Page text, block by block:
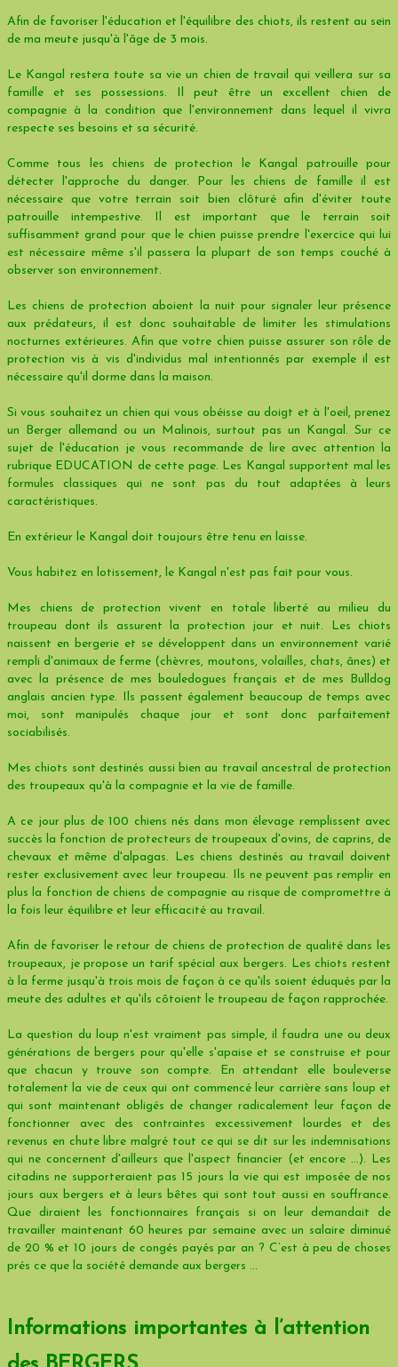
Afin de favoriser l'éducation et l'équilibre des chiots, ils restent au sein
de ma meute jusqu'à l'âge de 3 mois.
Le Kangal restera toute sa vie un chien de travail qui veillera sur sa
famille et ses possessions. Il peut être un excellent chien de
compagnie à la condition que l'environnement dans lequel il vivra
respecte ses besoins et sa sécurité.
Comme tous les chiens de protection le Kangal patrouille pour
détecter l'approche du danger. Pour les chiens de famille il est
nécessaire que votre terrain soit bien clôturé afin d'éviter toute
patrouille intempestive. Il est important que le terrain soit
suffisamment grand pour que le chien puisse prendre l'exercice qui lui
est nécessaire même s'il passera la plupart de son temps couché à
observer son environnement.
Les chiens de protection aboient la nuit pour signaler leur présence
aux prédateurs, il est donc souhaitable de limiter les stimulations
nocturnes extérieures. Afin que votre chien puisse assurer son rôle de
protection vis à vis d'individus mal intentionnés par exemple il est
nécessaire qu'il dorme dans la maison.
Si vous souhaitez un chien qui vous obéisse au doigt et à l'oeil, prenez
un Berger allemand ou un Malinois, surtout pas un Kangal. Sur ce
sujet de l'éducation je vous recommande de lire avec attention la
rubrique EDUCATION de cette page. Les Kangal supportent mal les
formules classiques qui ne sont pas du tout adaptées à leurs
caractéristiques.
En extérieur le Kangal doit toujours être tenu en laisse.
Vous habitez en lotissement, le Kangal n'est pas fait pour vous.
Mes chiens de protection vivent en totale liberté au milieu du
troupeau dont ils assurent la protection jour et nuit. Les chiots
naissent en bergerie et se développent dans un environnement varié
rempli d'animaux de ferme (chèvres, moutons, volailles, chats, ânes) et
avec la présence de mes bouledogues français et de mes Bulldog
anglais ancien type. Ils passent également beaucoup de temps avec
moi, sont manipulés chaque jour et sont donc parfaitement
sociabilisés.
Mes chiots sont destinés aussi bien au travail ancestral de protection
des troupeaux qu'à la compagnie et la vie de famille.
A ce jour plus de 100 chiens nés dans mon élevage remplissent avec
succès la fonction de protecteurs de troupeaux d'ovins, de caprins, de
chevaux et même d'alpagas. Les chiens destinés au travail doivent
rester exclusivement avec leur troupeau. Ils ne peuvent pas remplir en
plus la fonction de chiens de compagnie au risque de compromettre à
la fois leur équilibre et leur efficacité au travail.
Afin de favoriser le retour de chiens de protection de qualité dans les
troupeaux, je propose un tarif spécial aux bergers. Les chiots restent
à la ferme jusqu'à trois mois de façon à ce qu'ils soient éduqués par la
meute des adultes et qu'ils côtoient le troupeau de façon rapprochée.
La question du loup n'est vraiment pas simple, il faudra une ou deux
générations de bergers pour qu'elle s'apaise et se construise et pour
que chacun y trouve son compte. En attendant elle bouleverse
totalement la vie de ceux qui ont commencé leur carrière sans loup et
qui sont maintenant obligés de changer radicalement leur façon de
fonctionner avec des contraintes excessivement lourdes et des
revenus en chute libre malgré tout ce qui se dit sur les indemnisations
qui ne concernent d'ailleurs que l'aspect financier (et encore ...). Les
citadins ne supporteraient pas 15 jours la vie qui est imposée de nos
jours aux bergers et à leurs bêtes qui sont tout aussi en souffrance.
Que diraient les fonctionnaires français si on leur demandait de
travailler maintenant 60 heures par semaine avec un salaire diminué
de 20 % et 10 jours de congés payés par an ? C’est à peu de choses
prés ce que la société demande aux bergers …
Informations importantes à l’attention